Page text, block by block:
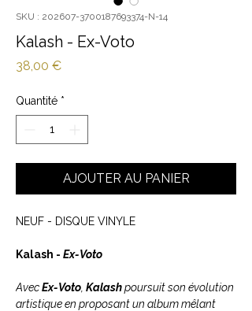
SKU : 202607-3700187693374-N-14
Kalash - Ex-Voto
38,00 €Prix
Quantité *
AJOUTER AU PANIER
NEUF - DISQUE VINYLE
Kalash - Ex-Voto
AvecEx-Voto Kalashpoursuit son évolution
artistique en proposant un album mêlant